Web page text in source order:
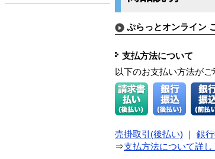
ぷらっとオンライン
支払方法について
以下のお支払い方法がご
売掛取引(後払い) 銀
⇒支払方法について詳し